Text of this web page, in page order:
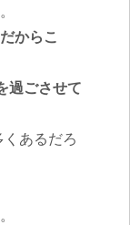
からこ
過ごさせて
あるだろ